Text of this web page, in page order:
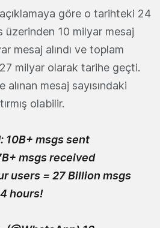
açıklamaya göre o tarihteki 24
üzerinden 10 milyar mesaj
mesaj alındı ve toplam
27 milyar olarak tarihe geçti.
mesaj sayısındaki
olabilir.
10B+ msgs sent
msgs received
users = 27 Billion msgs
hours!